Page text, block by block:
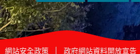
網站安全政策 政府網站資料開放宣告